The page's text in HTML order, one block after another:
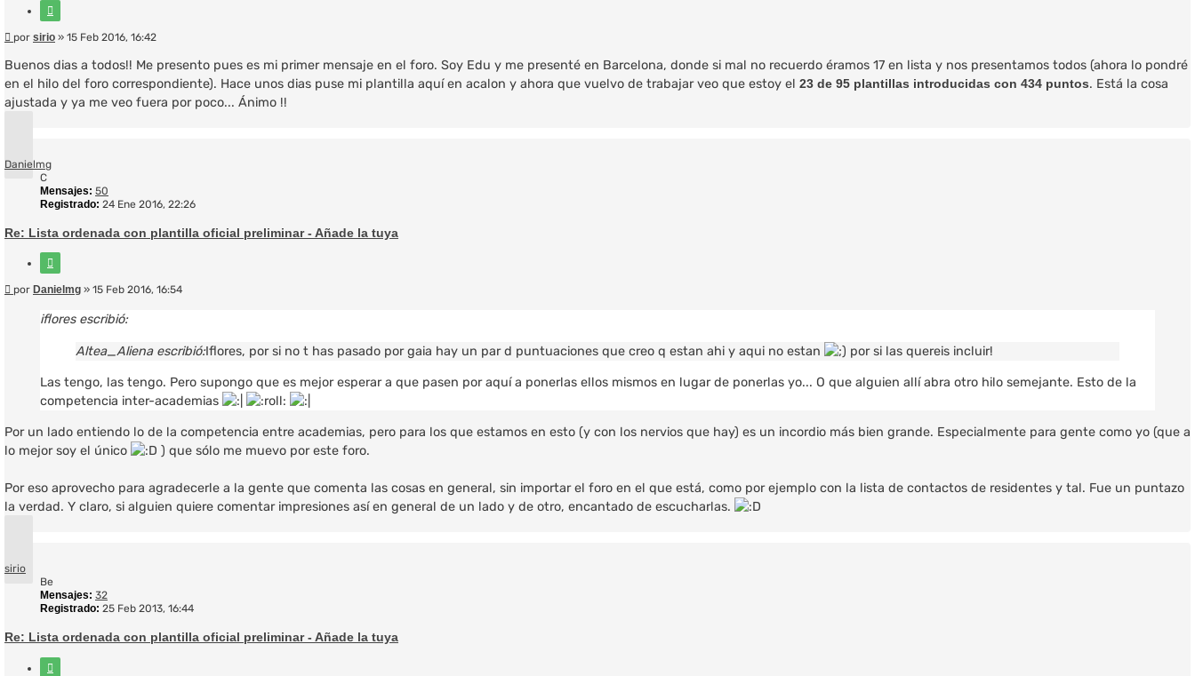
Mensaje
por sirio » 15 Feb 2016, 16:42
Buenos dias a todos!! Me presento pues es mi primer mensaje en el foro. Soy Edu y me presenté en Barcelona, donde si mal no recuerdo éramos 17 en lista y nos presentamos todos (ahora lo pondré
en el hilo del foro correspondiente). Hace unos dias puse mi plantilla aquí en acalon y ahora que vuelvo de trabajar veo que estoy el 23 de 95 plantillas introducidas con 434 puntos. Está la cosa
ajustada y ya me veo fuera por poco... Ánimo !!
Danielmg
C
Mensajes: 50
Registrado: 24 Ene 2016, 22:26
Re: Lista ordenada con plantilla oficial preliminar - Añade la tuya
Mensaje
por Danielmg » 15 Feb 2016, 16:54
iflores escribió:
Altea_Aliena escribió:Iflores, por si no t has pasado por gaia hay un par d puntuaciones que creo q estan ahi y aqui no estan por si las quereis incluir!
Las tengo, las tengo. Pero supongo que es mejor esperar a que pasen por aquí a ponerlas ellos mismos en lugar de ponerlas yo... O que alguien allí abra otro hilo semejante. Esto de la
competencia inter-academias
Por un lado entiendo lo de la competencia entre academias, pero para los que estamos en esto (y con los nervios que hay) es un incordio más bien grande. Especialmente para gente como yo (que a
lo mejor soy el único
) que sólo me muevo por este foro.
Por eso aprovecho para agradecerle a la gente que comenta las cosas en general, sin importar el foro en el que está, como por ejemplo con la lista de contactos de residentes y tal. Fue un puntazo
la verdad. Y claro, si alguien quiere comentar impresiones así en general de un lado y de otro, encantado de escucharlas.
sirio
Be
Mensajes: 32
Registrado: 25 Feb 2013, 16:44
Re: Lista ordenada con plantilla oficial preliminar - Añade la tuya